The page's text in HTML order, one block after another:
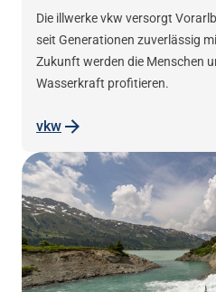
Die illwerke vkw versorgt
seit Generationen zuverlässig
Zukunft werden die Menschen
Wasserkraft profitieren.
vkw